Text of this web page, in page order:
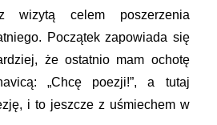
wizytą celem poszerzenia
Początek zapowiada się
że ostatnio mam ochotę
„Chcę poezji!”, a tutaj
i to jeszcze z uśmiechem w